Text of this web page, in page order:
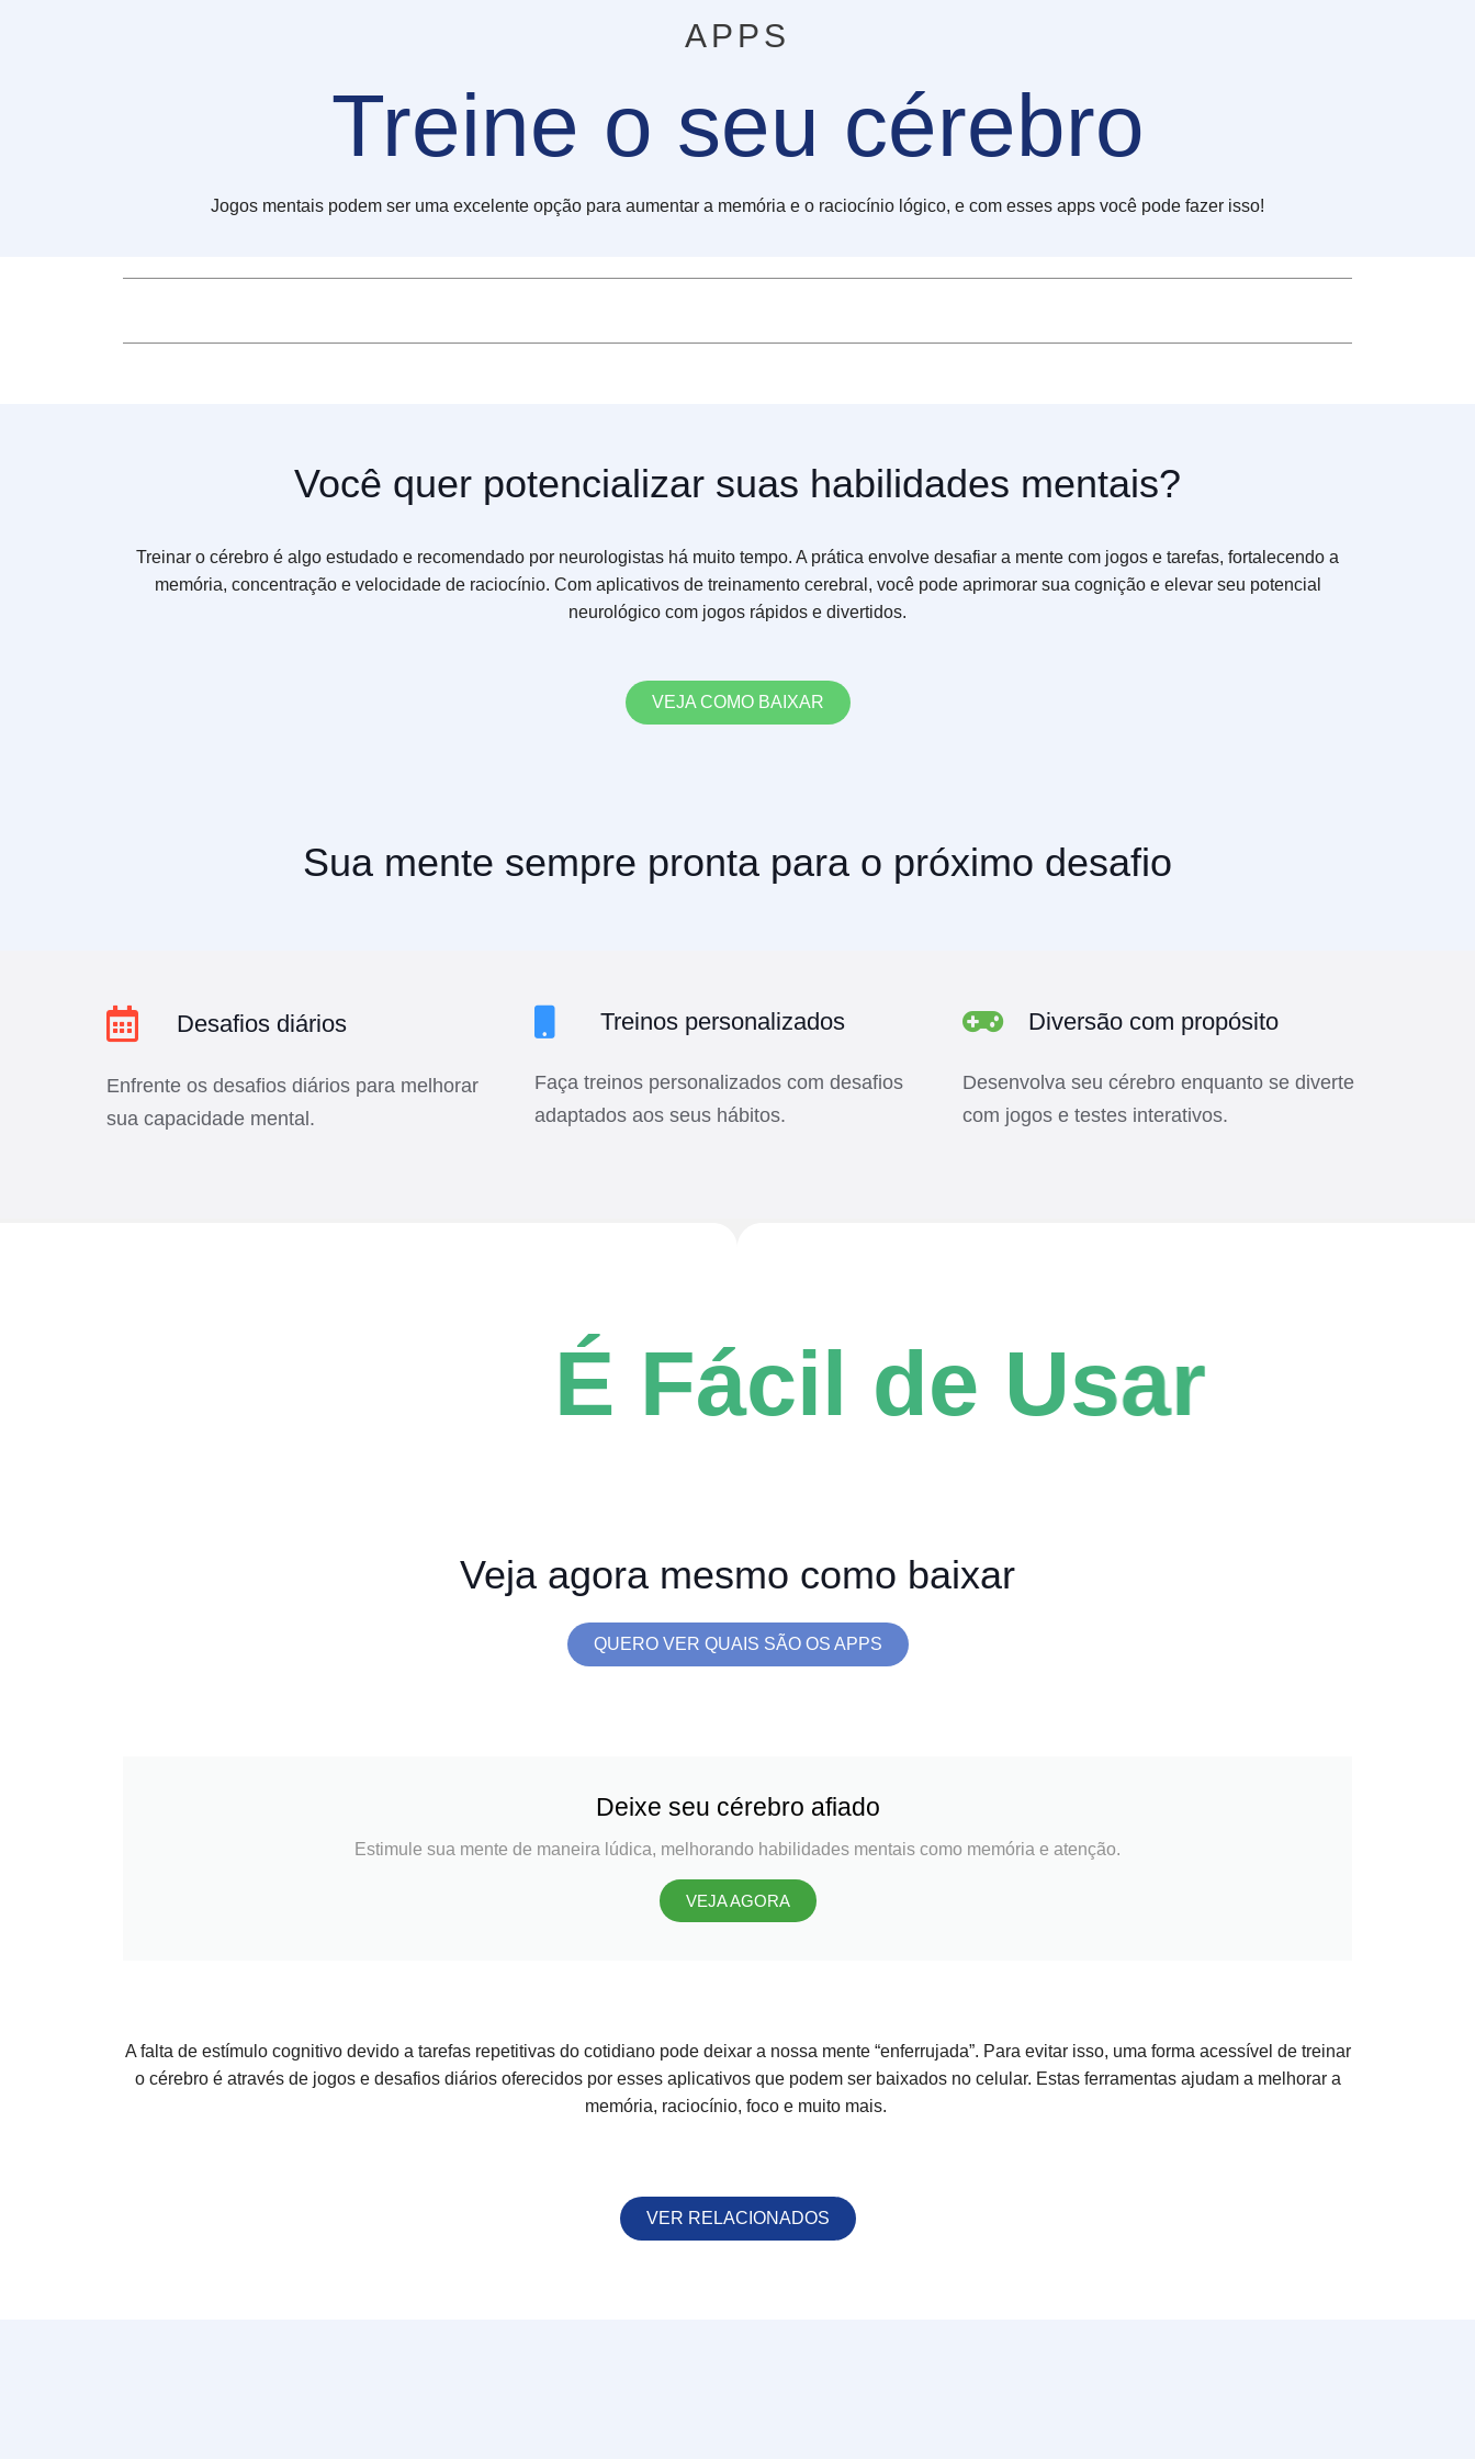
APPS
Treine o seu cérebro
Jogos mentais podem ser uma excelente opção para aumentar a memória e o raciocínio lógico, e com esses apps você pode fazer isso!
Você quer potencializar suas habilidades mentais?
Treinar o cérebro é algo estudado e recomendado por neurologistas há muito tempo. A prática envolve desafiar a mente com jogos e tarefas, fortalecendo a
memória, concentração e velocidade de raciocínio. Com aplicativos de treinamento cerebral, você pode aprimorar sua cognição e elevar seu potencial
neurológico com jogos rápidos e divertidos.
VEJA COMO BAIXAR
Sua mente sempre pronta para o próximo desafio
Desafios diários
Enfrente os desafios diários para melhorar
sua capacidade mental.
Treinos personalizados
Faça treinos personalizados com desafios
adaptados aos seus hábitos.
Diversão com propósito
Desenvolva seu cérebro enquanto se diverte
com jogos e testes interativos.
É Fácil de Usar
Veja agora mesmo como baixar
QUERO VER QUAIS SÃO OS APPS
Deixe seu cérebro afiado
Estimule sua mente de maneira lúdica, melhorando habilidades mentais como memória e atenção.
VEJA AGORA
A falta de estímulo cognitivo devido a tarefas repetitivas do cotidiano pode deixar a nossa mente “enferrujada”. Para evitar isso, uma forma acessível de treinar
o cérebro é através de jogos e desafios diários oferecidos por esses aplicativos que podem ser baixados no celular. Estas ferramentas ajudam a melhorar a
memória, raciocínio, foco e muito mais.
VER RELACIONADOS